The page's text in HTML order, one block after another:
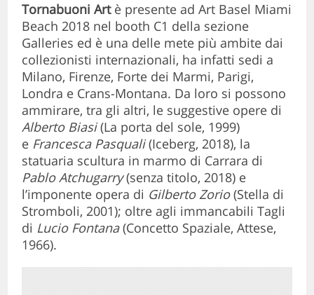
Tornabuoni Art è presente ad Art Basel Miami
Beach 2018 nel booth C1 della sezione
Galleries ed è una delle mete più ambite dai
collezionisti internazionali, ha infatti sedi a
Milano, Firenze, Forte dei Marmi, Parigi,
Londra e Crans-Montana. Da loro si possono
ammirare, tra gli altri, le suggestive opere di
Alberto Biasi(La porta del sole, 1999)
e Francesca Pasquali(Iceberg, 2018), la
statuaria scultura in marmo di Carrara di
Pablo Atchugarry(senza titolo, 2018) e
l’imponente opera di Gilberto Zorio(Stella di
Stromboli, 2001); oltre agli immancabili Tagli
di Lucio Fontana(Concetto Spaziale, Attese,
1966).